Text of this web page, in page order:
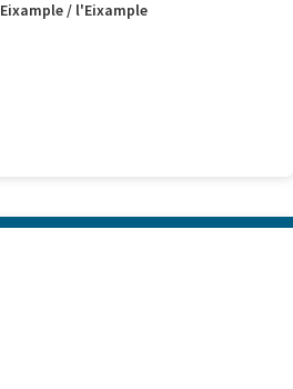
/ l'Eixample